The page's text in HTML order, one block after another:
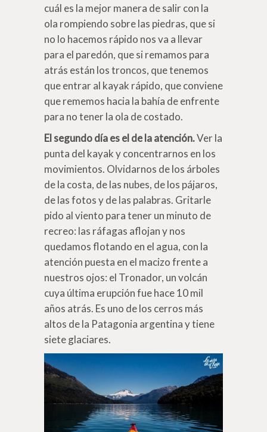
cuál es la mejor manera de salir con la
ola rompiendo sobre las piedras, que si
no lo hacemos rápido nos va a llevar
para el paredón, que si remamos para
atrás están los troncos, que tenemos
que entrar al kayak rápido, que conviene
que rememos hacia la bahía de enfrente
para no tener la ola de costado.
El segundo día es el de la atención.Ver la
punta del kayak y concentrarnos en los
movimientos. Olvidarnos de los árboles
de la costa, de las nubes, de los pájaros,
de las fotos y de las palabras. Gritarle
pido al viento para tener un minuto de
recreo: las ráfagas aflojan y nos
quedamos flotando en el agua, con la
atención puesta en el macizo frente a
nuestros ojos: el Tronador, un volcán
cuya última erupción fue hace 10 mil
años atrás. Es uno de los cerros más
altos de la Patagonia argentina y tiene
siete glaciares.